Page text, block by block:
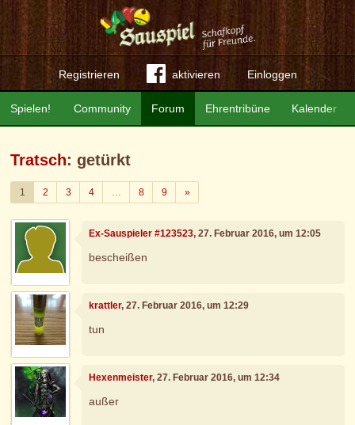
Registrieren aktivieren Einloggen
Community Forum Ehrentribüne Kalender
Spielen!
Tratsch: getürkt
1 2 3 4 … 8 9 »Weiter
Ex-Sauspieler #123523, 27. Februar 2016, um 12:05
bescheißen
krattler, 27. Februar 2016, um 12:29
tun
Hexenmeister, 27. Februar 2016, um 12:34
außer